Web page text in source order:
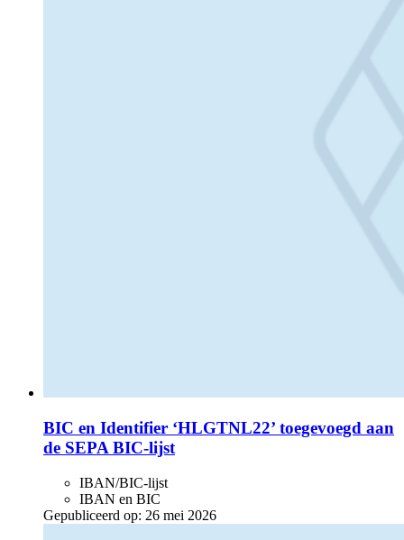
BIC en Identifier ‘HLGTNL22’ toegevoegd aan
de SEPA BIC-lijst
IBAN/BIC-lijst
IBAN en BIC
Gepubliceerd op: 26 mei 2026